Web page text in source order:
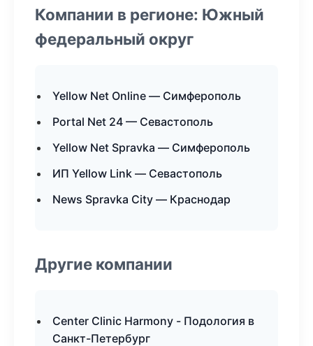
Компании в регионе: Южный
федеральный округ
Yellow Net Online — Симферополь
Portal Net 24 — Севастополь
Yellow Net Spravka — Симферополь
ИП Yellow Link — Севастополь
News Spravka City — Краснодар
Другие компании
Center Clinic Harmony - Подология в
Санкт-Петербург